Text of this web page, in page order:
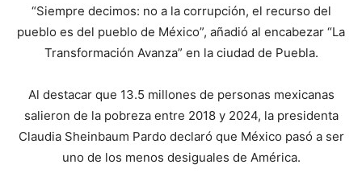
“Siempre decimos: no a la corrupción, el recurso del
pueblo es del pueblo de México”, añadió al encabezar “La
Transformación Avanza” en la ciudad de Puebla.
Al destacar que 13.5 millones de personas mexicanas
salieron de la pobreza entre 2018 y 2024, la presidenta
Claudia Sheinbaum Pardo declaró que México pasó a ser
uno de los menos desiguales de América.